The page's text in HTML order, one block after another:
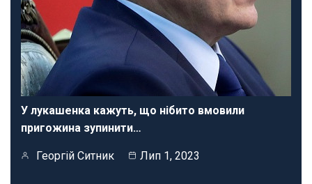
У лукашенка кажуть, що нібито вмовили
пригожина зупинити…
Георгій Ситник Лип 1, 2023